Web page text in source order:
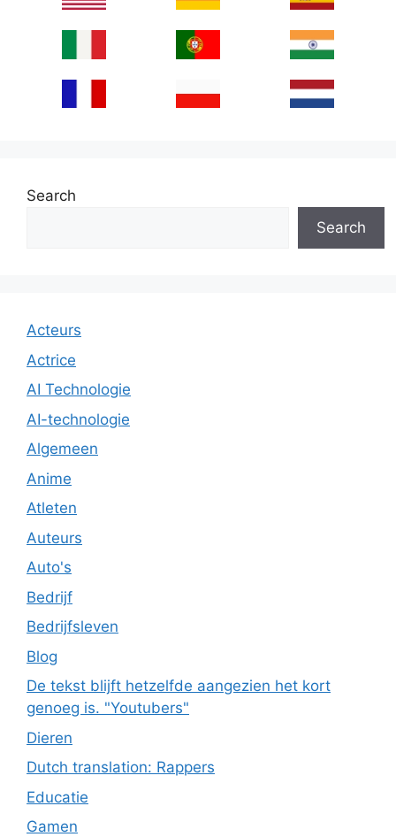
Search
Search
Acteurs
Actrice
AI Technologie
AI-technologie
Algemeen
Anime
Atleten
Auteurs
Auto's
Bedrijf
Bedrijfsleven
Blog
De tekst blijft hetzelfde aangezien het kort
genoeg is. "Youtubers"
Dieren
Dutch translation: Rappers
Educatie
Gamen